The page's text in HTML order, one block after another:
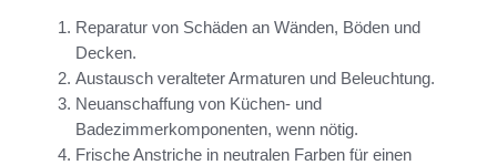
Reparatur von Schäden an Wänden, Böden und
Decken.
Austausch veralteter Armaturen und Beleuchtung.
Neuanschaffung von Küchen- und
Badezimmerkomponenten, wenn nötig.
Frische Anstriche in neutralen Farben für einen